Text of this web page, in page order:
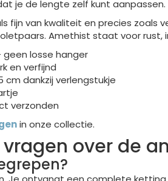
je de lengte zelf kunt aanpassen.
fijn van kwaliteit en precies
Amethist staat voor rust,
losse hanger
en verfijnd
dankzij verlengstukje
verzonden
in onze collectie.
over de